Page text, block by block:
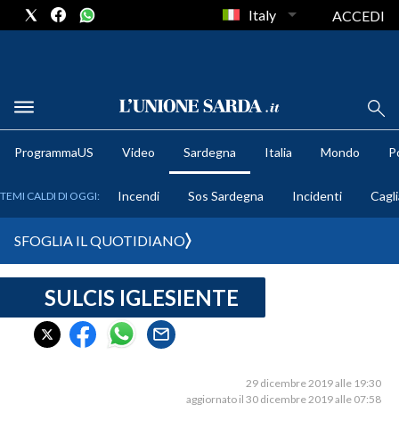
METEO
CRONACA SARDEGNA
CAGLIARI
Italy ACCEDI
ProgrammaUS Video Sardegna Italia Mondo
TEMI CALDI DI OGGI: Incendi Sos Sardegna Incidenti
SFOGLIA IL QUOTIDIANO
SULCIS IGLESIENTE
29 dicembre 2019 alle 19:30
aggiornato il 30 dicembre 2019 alle 07:58